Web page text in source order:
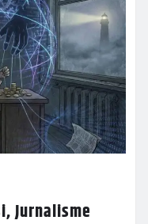
Jurnalisme